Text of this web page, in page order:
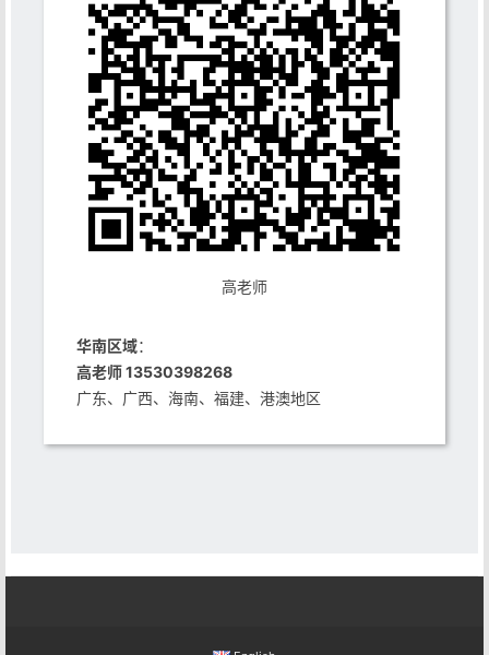
高老师
华南区域：
高老师 13530398268
广东、广西、海南、福建、港澳地区